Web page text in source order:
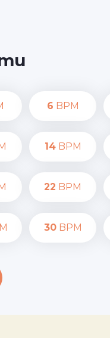
6 BPM
14BPM
22 BPM
30BPM